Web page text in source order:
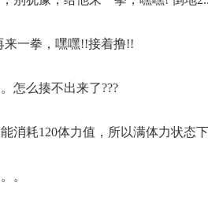
一拳，嘿嘿!!接着撸!!
么揍不出来了???
耗120体力值，所以满体力状态下
。